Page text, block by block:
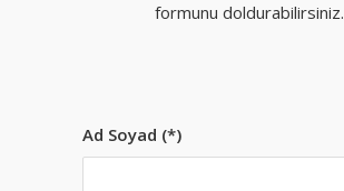
formunu doldurabilirsiniz.
Ad Soyad (*)